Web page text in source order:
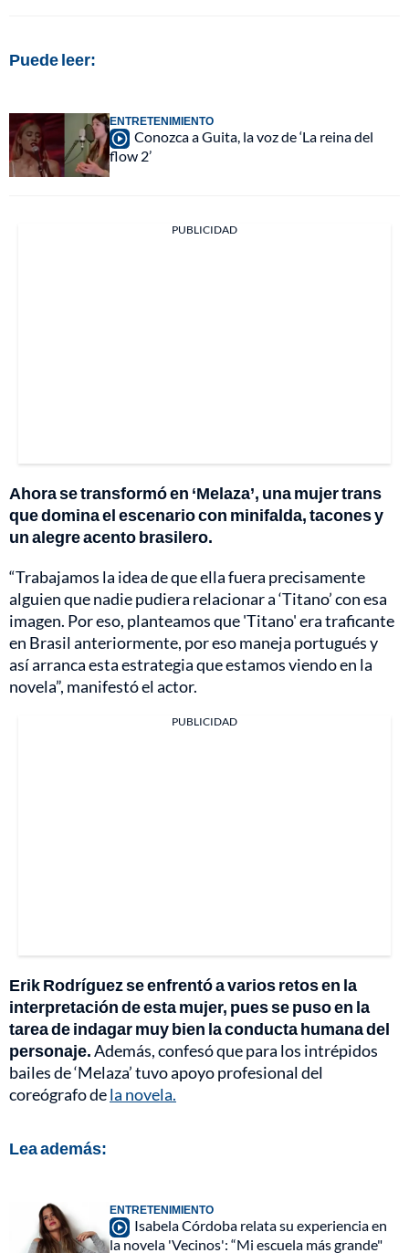
Puede leer:
ENTRETENIMIENTO
Conozca a Guita, la voz de ‘La reina del
flow 2’
PUBLICIDAD
Ahora se transformó en ‘Melaza’, una mujer trans
que domina el escenario con minifalda, tacones y
un alegre acento brasilero.
“Trabajamos la idea de que ella fuera precisamente
alguien que nadie pudiera relacionar a ‘Titano’ con esa
imagen. Por eso, planteamos que 'Titano' era traficante
en Brasil anteriormente, por eso maneja portugués y
así arranca esta estrategia que estamos viendo en la
novela”, manifestó el actor.
PUBLICIDAD
Erik Rodríguez se enfrentó a varios retos en la
interpretación de esta mujer, pues se puso en la
tarea de indagar muy bien la conducta humana del
personaje.Además, confesó que para los intrépidos
bailes de ‘Melaza’ tuvo apoyo profesional del
coreógrafo dela novela.
Lea además:
ENTRETENIMIENTO
Isabela Córdoba relata su experiencia en
la novela 'Vecinos': “Mi escuela más grande"